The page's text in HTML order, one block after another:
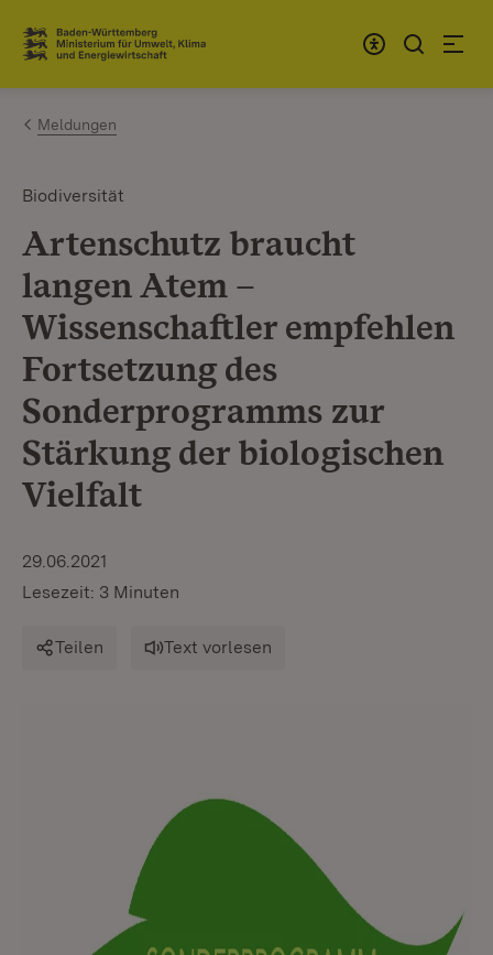
Zum Inhalt springen
Link zur Startseite
Meldungen
Biodiversität
Artenschutz braucht
langen Atem –
Wissenschaftler empfehlen
Fortsetzung des
Sonderprogramms zur
Stärkung der biologischen
Vielfalt
29.06.2021
Lesezeit: 3 Minuten
Teilen Text vorlesen